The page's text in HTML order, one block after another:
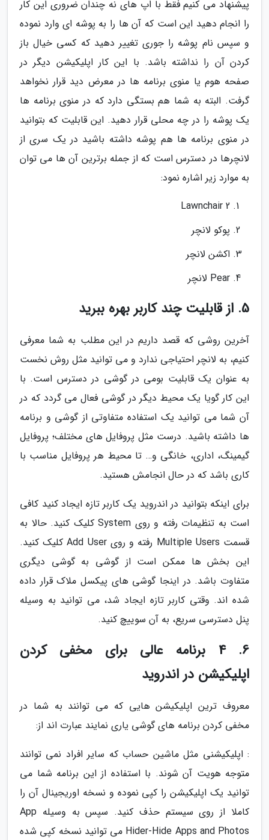
پیشنهاد می کنیم فقط با اپ های نه چندان ضروری این کار
را انجام دهید این است که آن ها را به پوشه ای وارد نموده
و سپس نام پوشه را جوری تغییر دهید که کسی خیال باز
کردن آن را نداشته باشد. با این کار اپلیکیشن دیگر در
صفحه هوم یا منوی برنامه ها در معرض دید قرار نخواهد
گرفت. البته به شما هم بستگی دارد که در منوی برنامه ها
یک پوشه را در چه محلی قرار دهید. این قابلیت که بتوانید
در منوی برنامه ها هم پوشه داشته باشید در یک سری از
لانچرها در دسترس است که از جمله برترین آن ها می توان
به موارد زیر اشاره نمود:
Lawnchair 2
پوکو لانچر
اکشن لانچر
Pear لانچر
5. از قابلیت چند کاربر بهره ببرید
آخرین روشی که قصد داریم در این مطلب به شما معرفی
کنیم، به لانچر احتیاجی ندارد و می توانید مثل روش نخست
به عنوان یک قابلیت بومی در گوشی در دسترس است. با
این کار گویا یک محیط دیگر در گوشی فعال می گردد که در
آن شما می توانید یک استفاده متفاوتی از گوشی و برنامه
ها داشته باشید. درست مثل پروفایل های مختلف؛ پروفایل
گیمینگ، اداری، خانگی و… تا محیط هر پروفایل مناسب با
کاری باشد که در حال انجامش هستید.
برای اینکه بتوانید در اندروید یک کاربر تازه ایجاد کنید کافی
است به تنظیمات رفته و روی System کلیک کنید. حالا به
قسمت Multiple Users رفته و روی Add User کلیک کنید.
این بخش ها ممکن است از گوشی به گوشی دیگری
متفاوت باشد. در اینجا گوشی های پیکسل ملاک قرار داده
شده اند. وقتی کاربر تازه ایجاد شد، می توانید به وسیله
پنل دسترسی سریع، به آن سوییچ کنید.
6. 4 برنامه عالی برای مخفی کردن
اپلیکیشن در اندروید
معروف ترین اپلیکیشن هایی که می توانند به شما در
مخفی کردن برنامه های گوشی یاری نمایند عبارت اند از:
: اپلیکیشنی مثل ماشین حساب که سایر افراد نمی توانند
متوجه هویت آن شوند. با استفاده از این برنامه شما می
توانید یک اپلیکیشن را کپی نموده و نسخه اوریجینال آن را
کاملا از روی سیستم حذف کنید. سپس به وسیله App
Hider-Hide Apps and Photos می توانید نسخه کپی شده